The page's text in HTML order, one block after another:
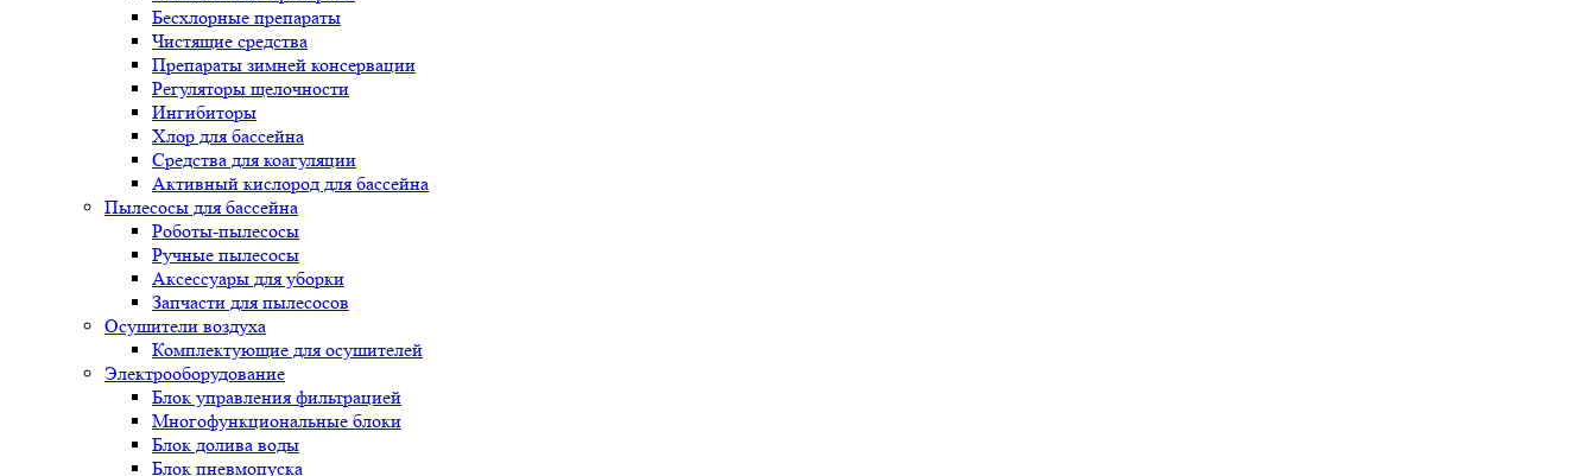
Бесхлорные препараты
Чистящие средства
Препараты зимней консервации
Регуляторы щелочности
Ингибиторы
Хлор для бассейна
Средства для коагуляции
Активный кислород для бассейна
Пылесосы для бассейна
Роботы-пылесосы
Ручные пылесосы
Аксессуары для уборки
Запчасти для пылесосов
Осушители воздуха
Комплектующие для осушителей
Электрооборудование
Блок управления фильтрацией
Многофункциональные блоки
Блок долива воды
Блок пневмопуска